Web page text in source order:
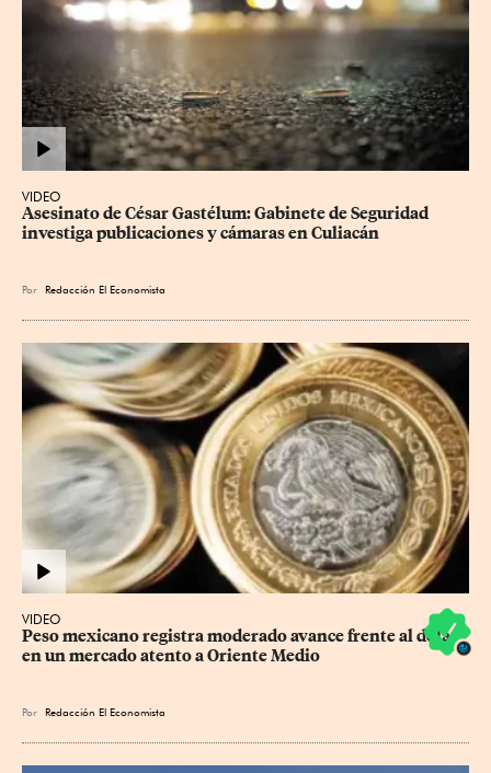
VIDEO
Asesinato de César Gastélum: Gabinete de Seguridad
investiga publicaciones y cámaras en Culiacán
Por Redacción El Economista
VIDEO
Peso mexicano registra moderado avance frente al dólar
en un mercado atento a Oriente Medio
Por Redacción El Economista